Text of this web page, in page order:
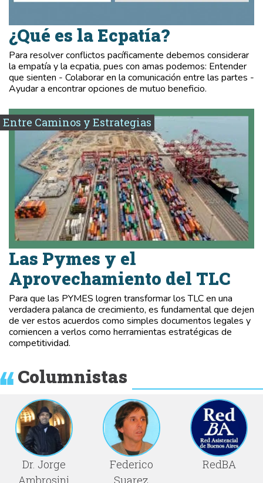
¿Qué es la Ecpatía?
Para resolver conflictos pacíficamente debemos considerar
la empatía y la ecpatia, pues con amas podemos: Entender
que sienten - Colaborar en la comunicación entre las partes -
Ayudar a encontrar opciones de mutuo beneficio.
Entre Caminos y Estrategias
Las Pymes y el
Aprovechamiento del TLC
Para que las PYMES logren transformar los TLC en una
verdadera palanca de crecimiento, es fundamental que dejen
de ver estos acuerdos como simples documentos legales y
comiencen a verlos como herramientas estratégicas de
competitividad.
Columnistas
Dr. Jorge
Federico
RedBA